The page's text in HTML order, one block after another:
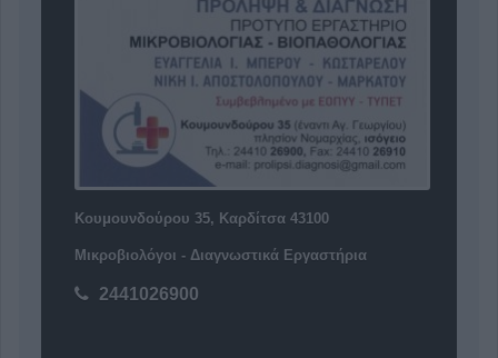
Κουμουνδούρου 35, Καρδίτσα 43100
Μικροβιολόγοι - Διαγνωστικά Εργαστήρια
2441026900